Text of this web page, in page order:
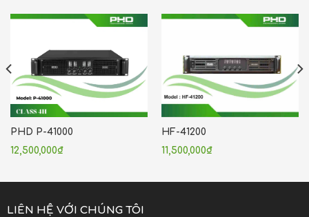
PHD P-41000
12,500,000₫
HF-41200
11,500,000₫
LIÊN HỆ VỚI CHÚNG TÔI